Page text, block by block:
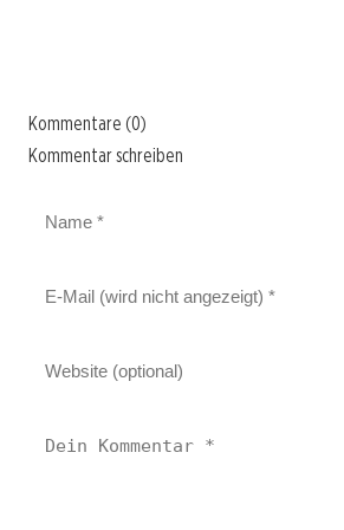
Kommentare (0)
Kommentar schreiben